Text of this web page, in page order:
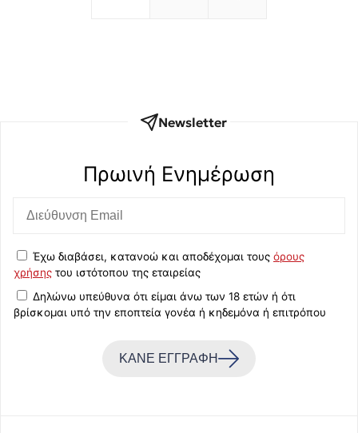
Newsletter
Πρωινή Eνημέρωση
Έχω διαβάσει, κατανοώ και αποδέχομαι τους όρους
χρήσης του ιστότοπου της εταιρείας
Δηλώνω υπεύθυνα ότι είμαι άνω των 18 ετών ή ότι
βρίσκομαι υπό την εποπτεία γονέα ή κηδεμόνα ή επιτρόπου
ΚΑΝΕ ΕΓΓΡΑΦΗ